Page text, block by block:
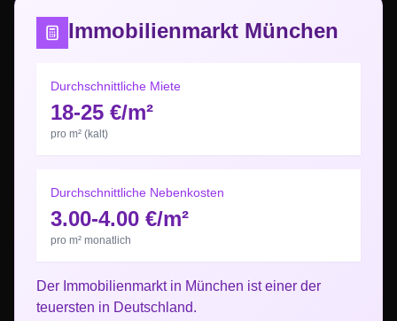
Immobilienmarkt München
Durchschnittliche Miete
18-25 €/m²
pro m² (kalt)
Durchschnittliche Nebenkosten
3.00-4.00 €/m²
pro m² monatlich
Der Immobilienmarkt in München ist einer der
teuersten in Deutschland.